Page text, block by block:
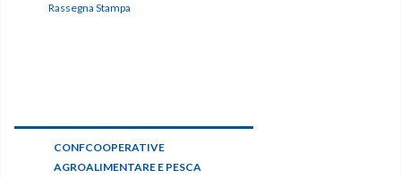
CONFCOOPERATIVE
AGROALIMENTARE E PESCA
Rassegna Stampa